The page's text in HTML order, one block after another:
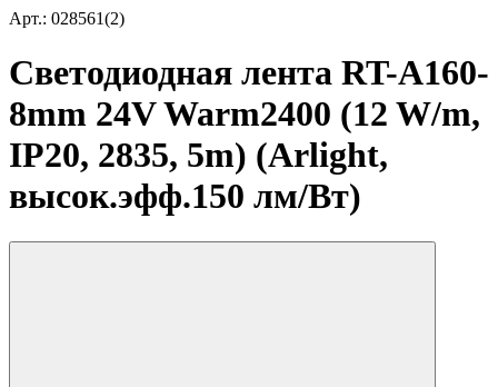
Арт.: 028561(2)
Светодиодная лента RT-A160-
8mm 24V Warm2400 (12 W/m,
IP20, 2835, 5m) (Arlight,
высок.эфф.150 лм/Вт)